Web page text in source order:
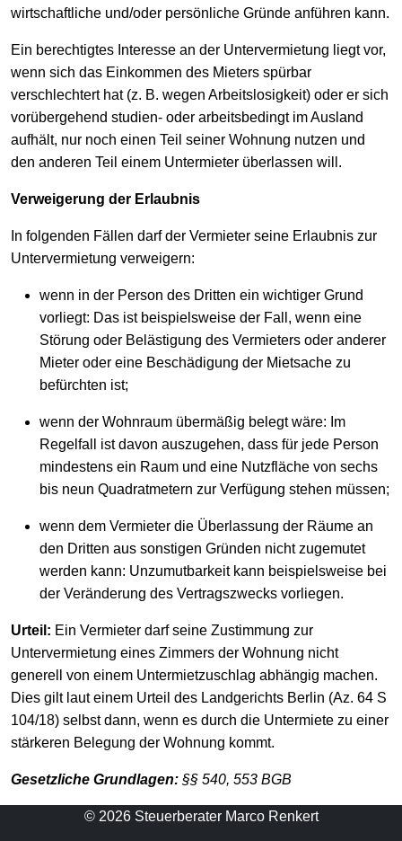
wirtschaftliche und/oder persönliche Gründe anführen kann.
Ein berechtigtes Interesse an der Untervermietung liegt vor,
wenn sich das Einkommen des Mieters spürbar
verschlechtert hat (z. B. wegen Arbeitslosigkeit) oder er sich
vorübergehend studien- oder arbeitsbedingt im Ausland
aufhält, nur noch einen Teil seiner Wohnung nutzen und
den anderen Teil einem Untermieter überlassen will.
Verweigerung der Erlaubnis
In folgenden Fällen darf der Vermieter seine Erlaubnis zur
Untervermietung verweigern:
wenn in der Person des Dritten ein wichtiger Grund
vorliegt: Das ist beispielsweise der Fall, wenn eine
Störung oder Belästigung des Vermieters oder anderer
Mieter oder eine Beschädigung der Mietsache zu
befürchten ist;
wenn der Wohnraum übermäßig belegt wäre: Im
Regelfall ist davon auszugehen, dass für jede Person
mindestens ein Raum und eine Nutzfläche von sechs
bis neun Quadratmetern zur Verfügung stehen müssen;
wenn dem Vermieter die Überlassung der Räume an
den Dritten aus sonstigen Gründen nicht zugemutet
werden kann: Unzumutbarkeit kann beispielsweise bei
der Veränderung des Vertragszwecks vorliegen.
Urteil: Ein Vermieter darf seine Zustimmung zur
Untervermietung eines Zimmers der Wohnung nicht
generell von einem Untermietzuschlag abhängig machen.
Dies gilt laut einem Urteil des Landgerichts Berlin (Az. 64 S
104/18) selbst dann, wenn es durch die Untermiete zu einer
stärkeren Belegung der Wohnung kommt.
Gesetzliche Grundlagen: §§ 540, 553 BGB
© 2026 Steuerberater Marco Renkert